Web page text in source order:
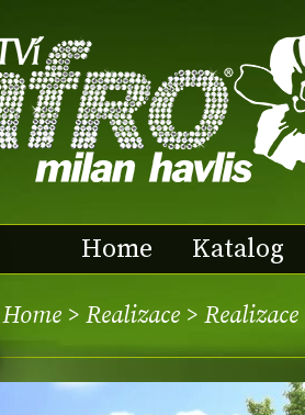
Home Katalog
Home > Realizace > Realizace